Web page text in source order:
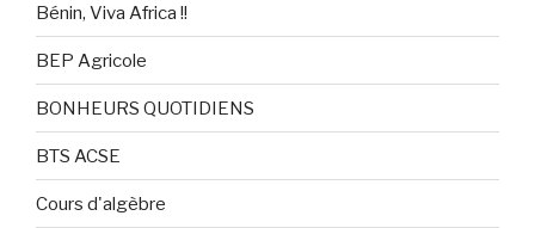
Bénin, Viva Africa !!
BEP Agricole
BONHEURS QUOTIDIENS
BTS ACSE
Cours d'algèbre